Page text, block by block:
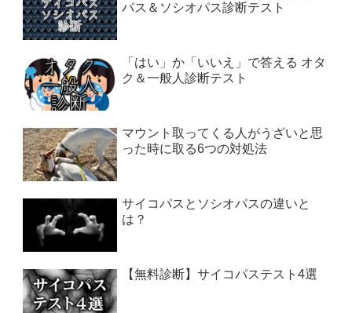
パス＆ソシオパス診断テスト
「はい」か「いいえ」で答える オタ
ク＆一般人診断テスト
マウント取ってくる人がうざいと思
った時に取る6つの対処法
サイコパスとソシオパスの違いと
は？
【無料診断】サイコパステスト4選